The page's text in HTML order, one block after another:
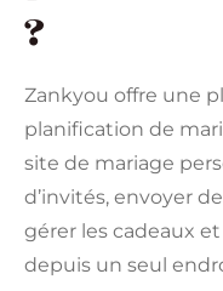
?
Zankyou offre une
planification de
site de mariage
d’invités, envoyer
gérer les cadeaux
depuis un seul